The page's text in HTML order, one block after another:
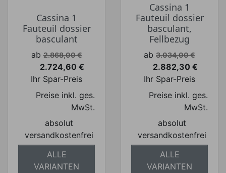
Cassina 1
Fauteuil dossier
basculant
Verkaufspreis
ab 2.868,00 €
Preis
2.724,60 €
Ihr Spar-Preis
Preise inkl. ges.
MwSt.
absolut
versandkostenfrei
ALLE
VARIANTEN
Cassina 1
Fauteuil dossier
basculant,
Fellbezug
Verkaufspreis
ab 3.034,00 €
Preis
2.882,30 €
Ihr Spar-Preis
Preise inkl. ges.
MwSt.
absolut
versandkostenfrei
ALLE
VARIANTEN